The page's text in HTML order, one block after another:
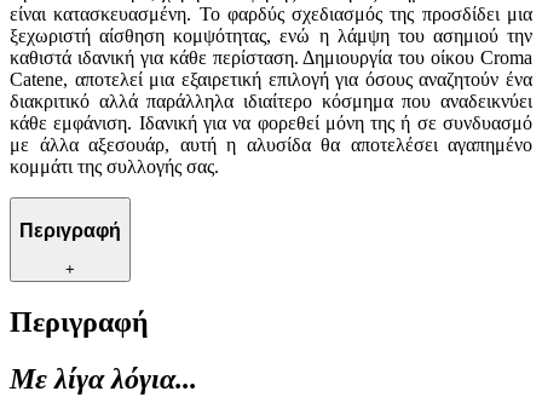
είναι κατασκευασμένη. Το φαρδύς σχεδιασμός της προσδίδει μια
ξεχωριστή αίσθηση κομψότητας, ενώ η λάμψη του ασημιού την
καθιστά ιδανική για κάθε περίσταση. Δημιουργία του οίκου Croma
Catene, αποτελεί μια εξαιρετική επιλογή για όσους αναζητούν ένα
διακριτικό αλλά παράλληλα ιδιαίτερο κόσμημα που αναδεικνύει
κάθε εμφάνιση. Ιδανική για να φορεθεί μόνη της ή σε συνδυασμό
με άλλα αξεσουάρ, αυτή η αλυσίδα θα αποτελέσει αγαπημένο
κομμάτι της συλλογής σας.
Περιγραφή
+
Περιγραφή
Με λίγα λόγια...